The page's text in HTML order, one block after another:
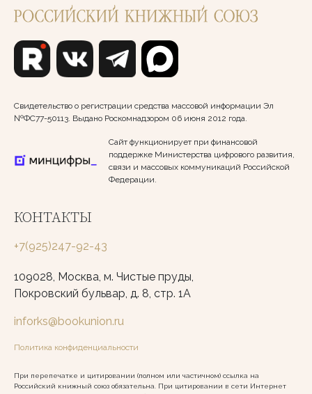
Свидетельство о регистрации средства массовой информации Эл
№ФС77-50113. Выдано Роскомнадзором 06 июня 2012 года.
Сайт функционирует при финансовой
поддержке Министерства цифрового развития,
связи и массовых коммуникаций Российской
Федерации.
КОНТАКТЫ
+7(925)247-92-43
109028, Москва, м. Чистые пруды,
Покровский бульвар, д. 8, стр. 1А
inforks@bookunion.ru
Политика конфиденциальности
При перепечатке и цитировании (полном или частичном) ссылка на
Российский книжный союз обязательна. При цитировании в сети Интернет